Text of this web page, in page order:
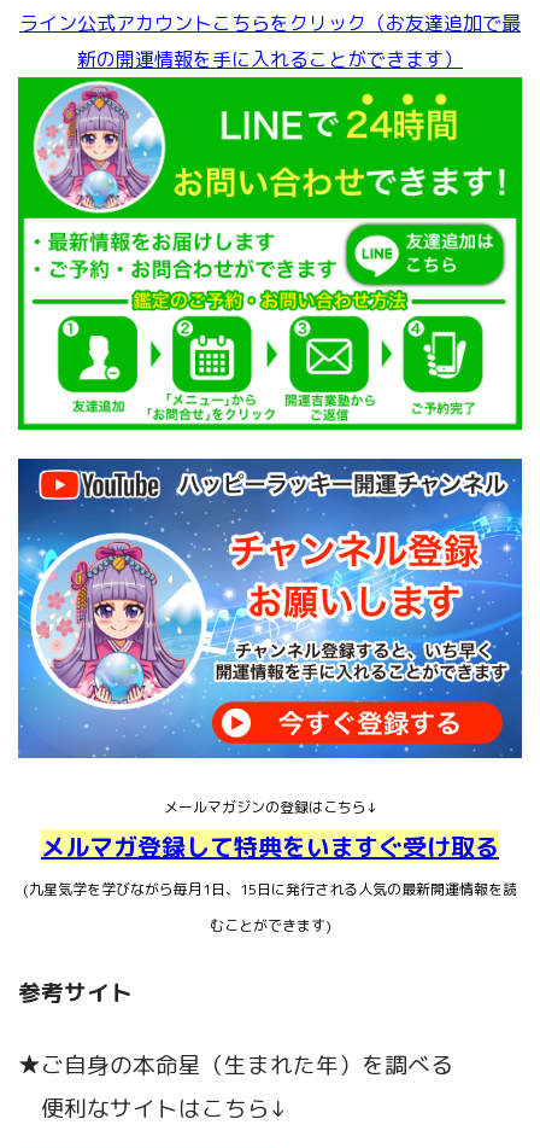
ライン公式アカウントこちらをクリック（お友達追加で最
新の開運情報を手に入れることができます）
メールマガジンの登録はこちら↓
メルマガ登録して特典をいますぐ受け取る
(九星気学を学びながら毎月1日、15日に発行される人気の最新開運情報を読
むことができます)
参考サイト
★ご自身の本命星（生まれた年）を調べる
便利なサイトはこちら↓